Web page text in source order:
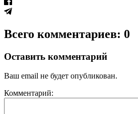
Всего комментариев: 0
Оставить комментарий
Ваш email не будет опубликован.
Комментарий: